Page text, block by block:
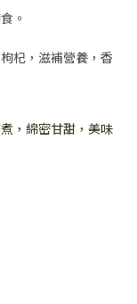
。
杞，滋補營養，香
，綿密甘甜，美味